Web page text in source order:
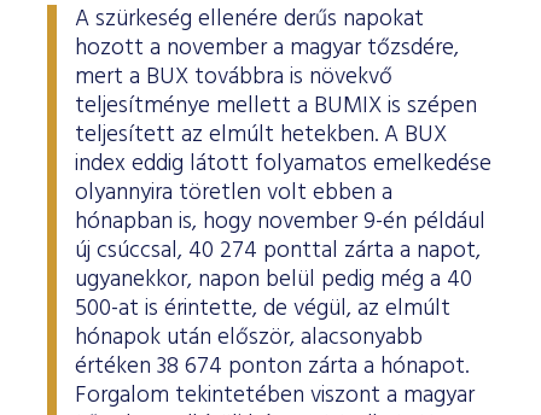
A szürkeség ellenére derűs napokat
hozott a november a magyar tőzsdére,
mert a BUX továbbra is növekvő
teljesítménye mellett a BUMIX is szépen
teljesített az elmúlt hetekben. A BUX
index eddig látott folyamatos emelkedése
olyannyira töretlen volt ebben a
hónapban is, hogy november 9-én például
új csúccsal, 40 274 ponttal zárta a napot,
ugyanekkor, napon belül pedig még a 40
500-at is érintette, de végül, az elmúlt
hónapok után először, alacsonyabb
értéken 38 674 ponton zárta a hónapot.
Forgalom tekintetében viszont a magyar